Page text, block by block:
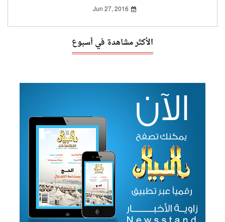
Jun 27, 2016
الأكثر مشاهدة في أسبوع